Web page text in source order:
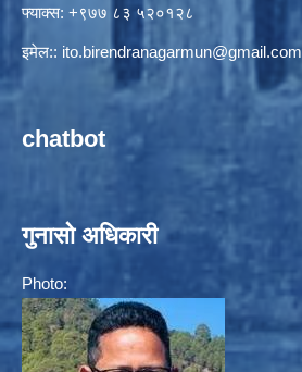
फ्याक्स: +९७७ ८३ ५२०१२८
इमेल:: ito.birendranagarmun@gmail.com
chatbot
गुनासो अधिकारी
Photo: